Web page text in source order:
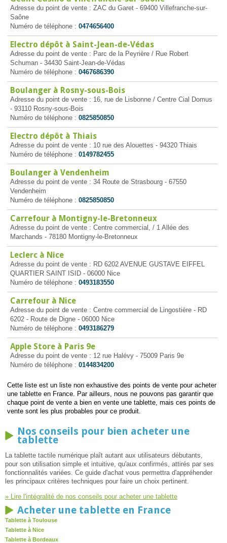
Adresse du point de vente : ZAC du Garet - 69400 Villefranche-sur-
Saône
Numéro de téléphone : 0474656400
Electro dépôt à Saint-Jean-de-Védas
Adresse du point de vente : Parc de la Peyrière / Rue Robert
Schuman - 34430 Saint-Jean-de-Védas
Numéro de téléphone : 0467686390
Boulanger à Rosny-sous-Bois
Adresse du point de vente : 16, rue de Lisbonne / Centre Cial Domus
- 93110 Rosny-sous-Bois
Numéro de téléphone : 0825850850
Electro dépôt à Thiais
Adresse du point de vente : 10 rue des Alouettes - 94320 Thiais
Numéro de téléphone : 0149782455
Boulanger à Vendenheim
Adresse du point de vente : 34 Route de Strasbourg - 67550
Vendenheim
Numéro de téléphone : 0825850850
Carrefour à Montigny-le-Bretonneux
Adresse du point de vente : Centre commercial, / 1 Allée des
Marchands - 78180 Montigny-le-Bretonneux
Leclerc à Nice
Adresse du point de vente : RD 6202 AVENUE GUSTAVE EIFFEL
QUARTIER SAINT ISID - 06000 Nice
Numéro de téléphone : 0493183550
Carrefour à Nice
Adresse du point de vente : Centre commercial de Lingostière - RD
6202 - Route de Digne - 06000 Nice
Numéro de téléphone : 0493186279
Apple Store à Paris 9e
Adresse du point de vente : 12 rue Halévy - 75009 Paris 9e
Numéro de téléphone : 0144834200
Cette liste est un liste non exhaustive des points de vente pour acheter
une tablette en France. Par ailleurs, nous ne pouvons pas garantir que
chaque point de vente a bien en vente une tablette, mais ces points de
vente sont les plus probables pour ce produit.
Nos conseils pour bien acheter une
tablette
La tablette tactile numérique plaît autant aux utilisateurs débutants,
pour son utilisation simple et intuitive, qu'aux confirmés, attirés par ses
fonctionnalités variées. Ce guide d'achat vous permettra d'appréhender
les principaux critères techniques pour faire un choix pertinent.
» Lire l'intégralité de nos conseils pour acheter une tablette
Acheter une tablette en France
Tablette à Toulouse
Tablette à Nice
Tablette à Bordeaux